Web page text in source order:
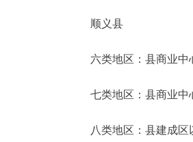
顺义县
六类地区：县商业中心
七类地区：县商业中
八类地区：县建成区